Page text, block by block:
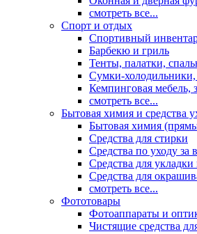
смотреть все...
Спорт и отдых
Спортивный
Барбекю и гриль
Тенты, палатки,
Сумки-холодильники,
Кемпинговая мебель,
смотреть все...
Бытовая химия и средства
Бытовая химия
Средства для стирки
Средства по уходу за
Средства для
Средства для
смотреть все...
Фототовары
Фотоаппараты и
Чистящие средства